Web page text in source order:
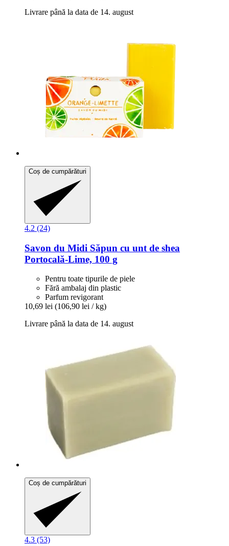
Livrare până la data de 14. august
Coș de cumpărături
4.2 (24)
Savon du Midi Săpun cu unt de shea
Portocală-​Lime, 100 g
Pentru toate tipurile de piele
Fără ambalaj din plastic
Parfum revigorant
10,69 lei (106,90 lei / kg)
Livrare până la data de 14. august
Coș de cumpărături
4.3 (53)